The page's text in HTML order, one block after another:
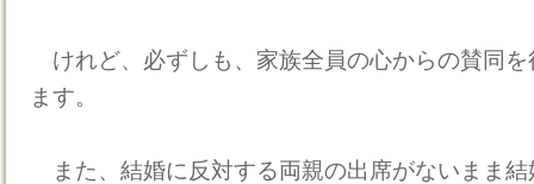
けれど、必ずしも、家族全員の心からの賛同
ます。
また、結婚に反対する両親の出席がないまま